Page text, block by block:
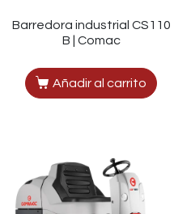
Barredora industrial CS110
B | Comac
Añadir al carrito